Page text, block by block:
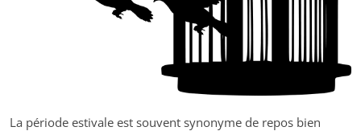
La période estivale est souvent synonyme de repos bien